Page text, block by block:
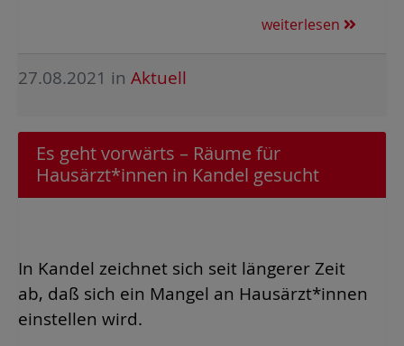
weiterlesen
27.08.2021 in Aktuell
Es geht vorwärts – Räume für
Hausärzt*innen in Kandel gesucht
In Kandel zeichnet sich seit längerer Zeit
ab, daß sich ein Mangel an Hausärzt*innen
einstellen wird.